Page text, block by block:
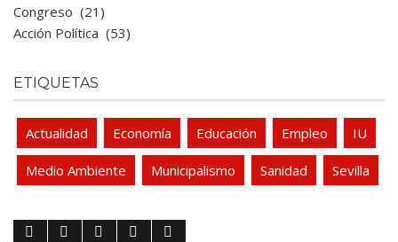
Congreso (21)
Acción Política (53)
ETIQUETAS
Actualidad Economía Educación Empleo IU
Medio Ambiente Municipalismo Sanidad Sevilla